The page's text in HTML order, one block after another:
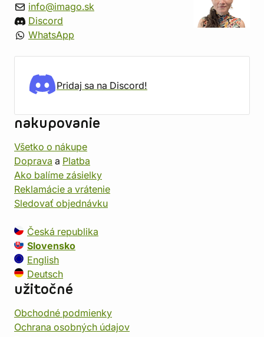
info@imago.sk
Discord
WhatsApp
Pridaj sa na Discord!
nakupovanie
Všetko o nákupe
Doprava a Platba
Ako balíme zásielky
Reklamácie a vrátenie
Sledovať objednávku
Česká republika
Slovensko
English
Deutsch
užitočné
Obchodné podmienky
Ochrana osobných údajov